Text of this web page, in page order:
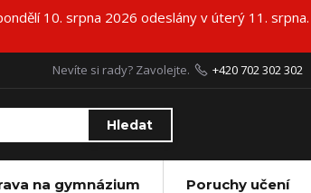
10. srpna 2026 odeslány v úterý 11.
Hledat
Nevíte si rady? Zavolejte. +420 702 302 302
na gymnázium Poruchy učení